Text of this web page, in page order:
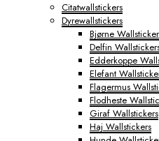
Citatwallstickers
Dyrewallstickers
Bjørne
Delfin
Edderkoppe
Elefant
Flagermus
Flodheste
Giraf Wallstickers
Haj Wallstickers